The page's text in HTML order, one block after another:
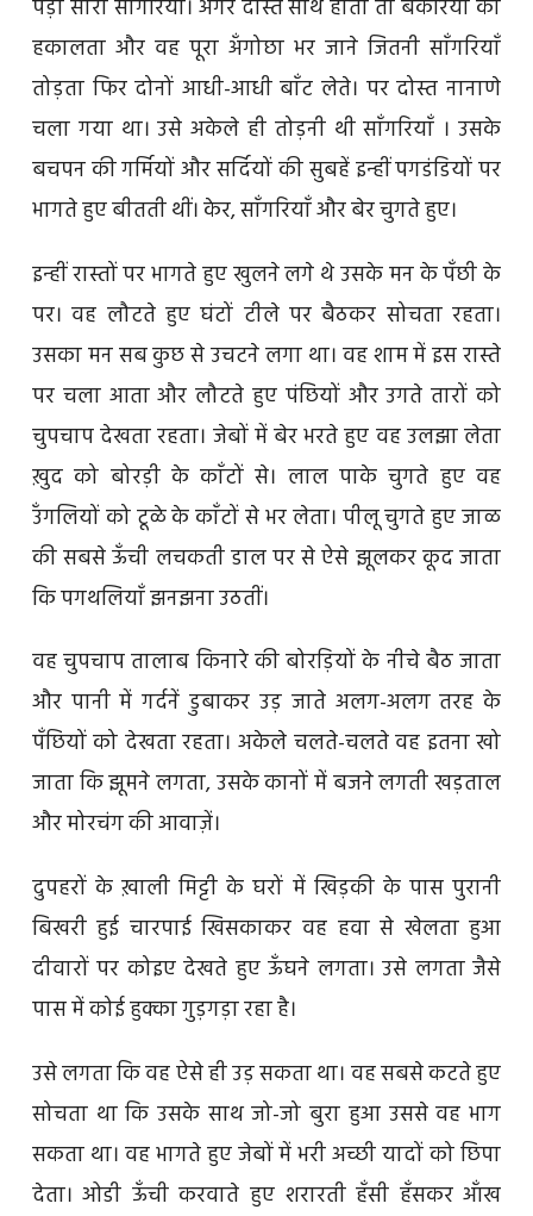
पड़ी सारी साँगरियाँ। अगर दोस्त साथ होता तो बकरियों को
हकालता और वह पूरा अँगोछा भर जाने जितनी साँगरियाँ
तोड़ता फिर दोनों आधी-आधी बाँट लेते। पर दोस्त नानाणे
चला गया था। उसे अकेले ही तोड़नी थी साँगरियाँ । उसके
बचपन की गर्मियों और सर्दियों की सुबहें इन्हीं पगडंडियों पर
भागते हुए बीतती थीं। केर, साँगरियाँ और बेर चुगते हुए।
इन्हीं रास्तों पर भागते हुए खुलने लगे थे उसके मन के पँछी के
पर। वह लौटते हुए घंटों टीले पर बैठकर सोचता रहता।
उसका मन सब कुछ से उचटने लगा था। वह शाम में इस रास्ते
पर चला आता और लौटते हुए पंछियों और उगते तारों को
चुपचाप देखता रहता। जेबों में बेर भरते हुए वह उलझा लेता
ख़ुद को बोरड़ी के काँटों से। लाल पाके चुगते हुए वह
उँगलियों को टूळे के काँटों से भर लेता। पीलू चुगते हुए जाळ
की सबसे ऊँची लचकती डाल पर से ऐसे झूलकर कूद जाता
कि पगथलियाँ झनझना उठतीं।
वह चुपचाप तालाब किनारे की बोरड़ियों के नीचे बैठ जाता
और पानी में गर्दनें डुबाकर उड़ जाते अलग-अलग तरह के
पँछियों को देखता रहता। अकेले चलते-चलते वह इतना खो
जाता कि झूमने लगता, उसके कानों में बजने लगती खड़ताल
और मोरचंग की आवाज़ें।
दुपहरों के ख़ाली मिट्टी के घरों में खिड़की के पास पुरानी
बिखरी हुई चारपाई खिसकाकर वह हवा से खेलता हुआ
दीवारों पर कोइए देखते हुए ऊँघने लगता। उसे लगता जैसे
पास में कोई हुक्का गुड़गड़ा रहा है।
उसे लगता कि वह ऐसे ही उड़ सकता था। वह सबसे कटते हुए
सोचता था कि उसके साथ जो-जो बुरा हुआ उससे वह भाग
सकता था। वह भागते हुए जेबों में भरी अच्छी यादों को छिपा
देता। ओडी ऊँची करवाते हुए शरारती हँसी हँसकर आँख